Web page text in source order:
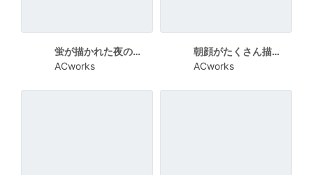
蛍が描かれた夜の残暑見舞い向けカード
ACworks
朝顔がたくさん描かれたカラフルな残暑見舞い向けカード
ACworks